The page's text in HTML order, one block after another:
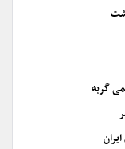
گربه